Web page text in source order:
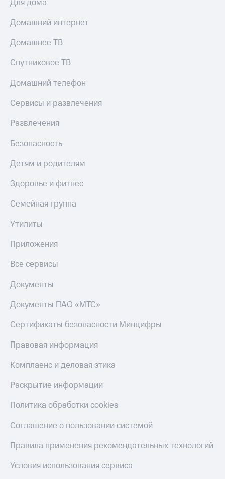
Домашний интернет
Домашнее ТВ
Спутниковое ТВ
Домашний телефон
Сервисы и развлечения
Развлечения
Безопасность
Детям и родителям
Здоровье и фитнес
Семейная группа
Утилиты
Приложения
Все сервисы
Документы
Документы ПАО «МТС»
Сертификаты безопасности Минцифры
Правовая информация
Комплаенс и деловая этика
Раскрытие информации
Политика обработки cookies
Соглашение о пользовании системой
Правила применения рекомендательных технологий
Условия использования сервиса